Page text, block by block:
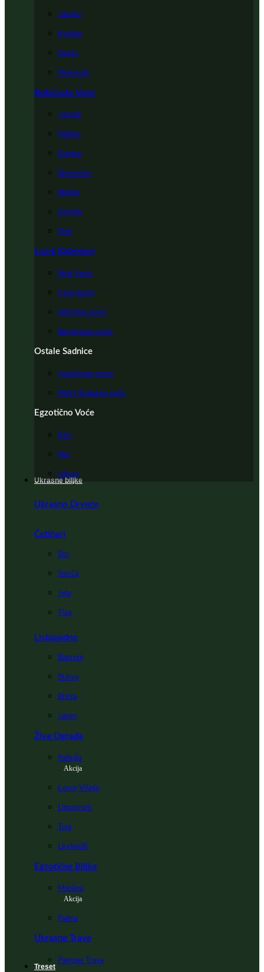
Jabuka
Kruška
Dunja
Mušmula
Bobičasto Voće
Jagode
Maline
Kupine
Borovnice
Ribizle
Aronija
Dud
Lozni Kalemovi
Bele Sorte
Crne Sorte
Hibridne sorte
Besemene sorte
Ostale Sadnice
Autohtone sorte
Mini i Stubasto voće
Egzotično Voće
Kivi
Nar
Limun
Ukrasne biljke
Ukrasno Drveće
Četinari
Bor
Smrča
Jela
Tisa
Listopadno
Bagrem
Bukva
Breza
Jasen
Živa Ograda
Fotinija
Akcija
Lovor Višnja
Ligustrum
Tuja
Leylandii
Egzotične Biljke
Maslina
Akcija
Palma
Ukrasne Trave
Pampas Trava
Treset